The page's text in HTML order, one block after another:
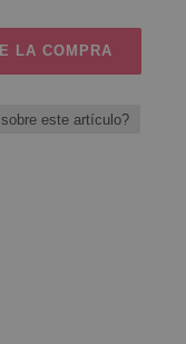
LA COMPRA
este artículo?